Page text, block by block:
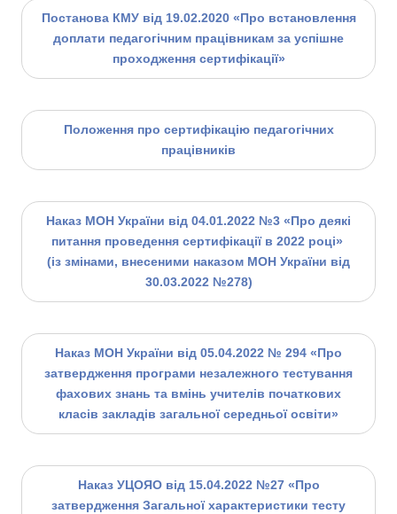
Постанова КМУ від 19.02.2020 «Про встановлення
доплати педагогічним працівникам за успішне
проходження сертифікації»
Положення про сертифікацію педагогічних
працівників
Наказ МОН України від 04.01.2022 №3 «Про деякі
питання проведення сертифікації в 2022 році»
(із змінами, внесеними наказом МОН України від
30.03.2022 №278)
Наказ МОН України від 05.04.2022 № 294 «Про
затвердження програми незалежного тестування
фахових знань та вмінь учителів початкових
класів закладів загальної середньої освіти»
Наказ УЦОЯО від 15.04.2022 №27 «Про
затвердження Загальної характеристики тесту